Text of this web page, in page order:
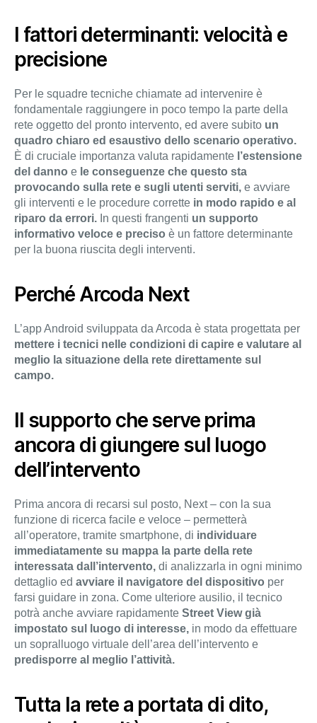
I fattori determinanti: velocità e
precisione
Per le squadre tecniche chiamate ad intervenire è
fondamentale raggiungere in poco tempo la parte della
rete oggetto del pronto intervento, ed avere subito un
quadro chiaro ed esaustivo dello scenario operativo.
È di cruciale importanza valuta rapidamente l’estensione
del danno e le conseguenze che questo sta
provocando sulla rete e sugli utenti serviti, e avviare
gli interventi e le procedure corrette in modo rapido e al
riparo da errori. In questi frangenti un supporto
informativo veloce e preciso è un fattore determinante
per la buona riuscita degli interventi.
Perché Arcoda Next
L’app Android sviluppata da Arcoda è stata progettata per
mettere i tecnici nelle condizioni di capire e valutare al
meglio la situazione della rete direttamente sul
campo.
Il supporto che serve prima
ancora di giungere sul luogo
dell’intervento
Prima ancora di recarsi sul posto, Next – con la sua
funzione di ricerca facile e veloce – permetterà
all’operatore, tramite smartphone, di individuare
immediatamente su mappa la parte della rete
interessata dall’intervento, di analizzarla in ogni minimo
dettaglio ed avviare il navigatore del dispositivo per
farsi guidare in zona. Come ulteriore ausilio, il tecnico
potrà anche avviare rapidamente Street View già
impostato sul luogo di interesse, in modo da effettuare
un sopralluogo virtuale dell’area dell’intervento e
predisporre al meglio l’attività.
Tutta la rete a portata di dito,